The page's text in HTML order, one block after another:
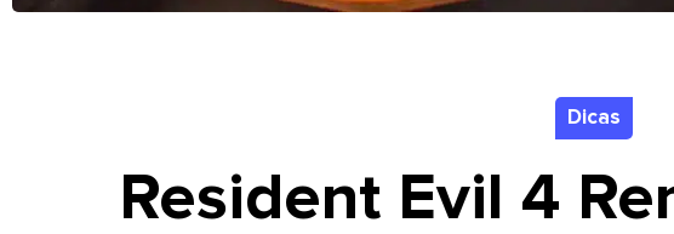
Dicas
Resident Evil 4